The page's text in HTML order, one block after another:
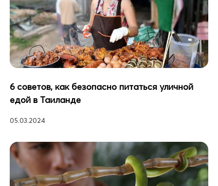
6 советов, как безопасно питаться уличной
едой в Таиланде
05.03.2024